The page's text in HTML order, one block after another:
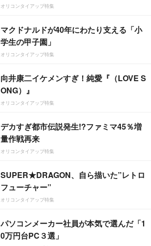
オリコンタイアップ特集
マクドナルドが40年にわたり支える「小
学生の甲子園」
オリコンタイアップ特集
向井康二イケメンすぎ！純愛『（LOVE S
ONG）』
オリコンタイアップ特集
デカすぎ都市伝説発生!?ファミマ45％増
量作戦再来
オリコンタイアップ特集
SUPER★DRAGON、自ら描いた”レトロ
フューチャー”
オリコンタイアップ特集
パソコンメーカー社員が本気で選んだ「1
0万円台PC３選」